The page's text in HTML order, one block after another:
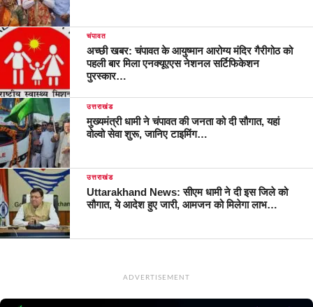
चंपावत
अच्छी खबर: चंपावत के आयुष्मान आरोग्य मंदिर गैरीगोठ को
पहली बार मिला एनक्यूएएस नेशनल सर्टिफिकेशन
पुरस्कार…
उत्तराखंड
मुख्यमंत्री धामी ने चंपावत की जनता को दी सौगात, यहां
वोल्वो सेवा शुरू, जानिए टाइमिंग…
उत्तराखंड
Uttarakhand News: सीएम धामी ने दी इस जिले को
सौगात, ये आदेश हुए जारी, आमजन को मिलेगा लाभ…
ADVERTISEMENT